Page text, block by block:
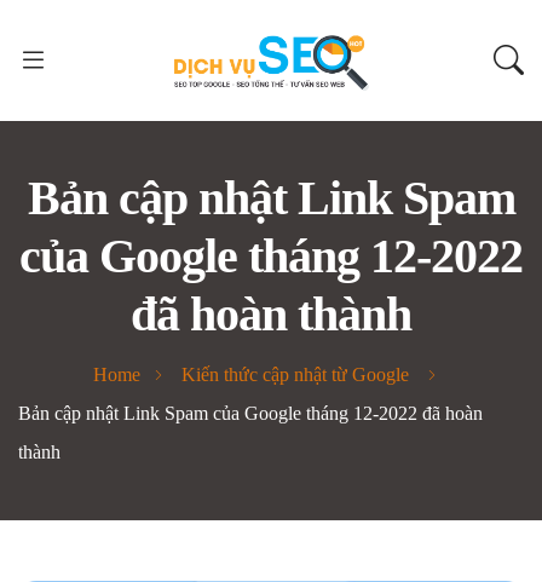
Bản cập nhật Link Spam
của Google tháng 12-2022
đã hoàn thành
Home
Kiến thức cập nhật từ Google
Bản cập nhật Link Spam của Google tháng 12-2022 đã hoàn
thành